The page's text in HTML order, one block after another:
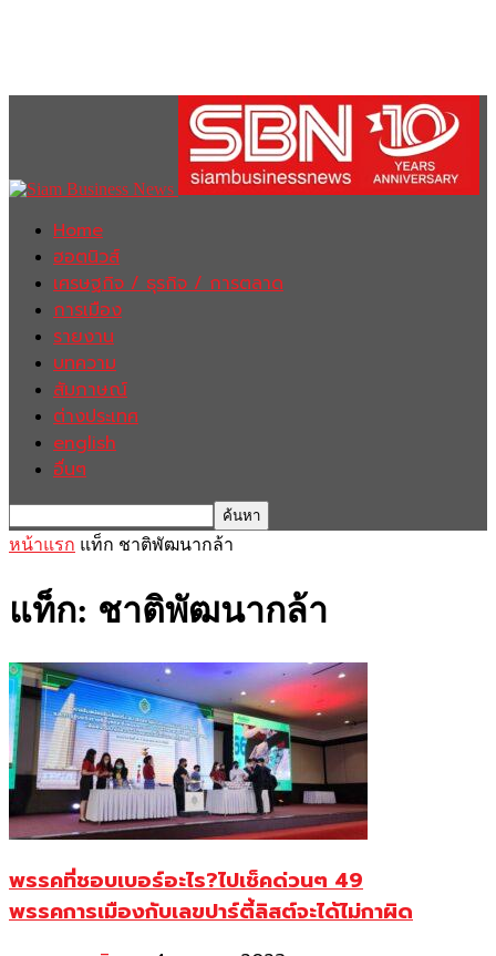
Home
ฮอตนิวส์
เศรษฐกิจ / ธุรกิจ / การตลาด
การเมือง
รายงาน
บทความ
สัมภาษณ์
ต่างประเทศ
english
อื่นๆ
หน้าแรก แท็ก ชาติพัฒนากล้า
แท็ก: ชาติพัฒนากล้า
พรรคที่ชอบเบอร์อะไร?ไปเช็คด่วนๆ 49
พรรคการเมืองกับเลขปาร์ตี้ลิสต์จะได้ไม่กาผิด